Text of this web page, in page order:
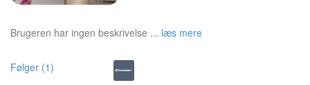
Brugeren har ingen beskrivelse ... læs mere
Følger (1)